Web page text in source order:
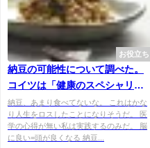
お役立ち
納豆の可能性について調べた。
コイツは「健康のスペシャリス
ト」だ
納豆、あまり食べてないな。 これはかな
り人生をロスしたことになりそうだ。 医
学の心得が無い私は実践するのみだ。 脳
に良い=頭が良くなる 納豆...